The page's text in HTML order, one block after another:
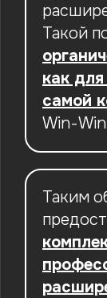
Такой
как
самой
Win-
Таким